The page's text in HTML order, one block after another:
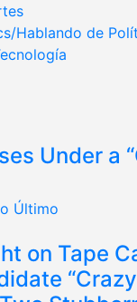
Hablando de
Under a
Último
on Tape